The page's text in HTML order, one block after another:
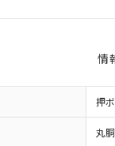
情
押
丸